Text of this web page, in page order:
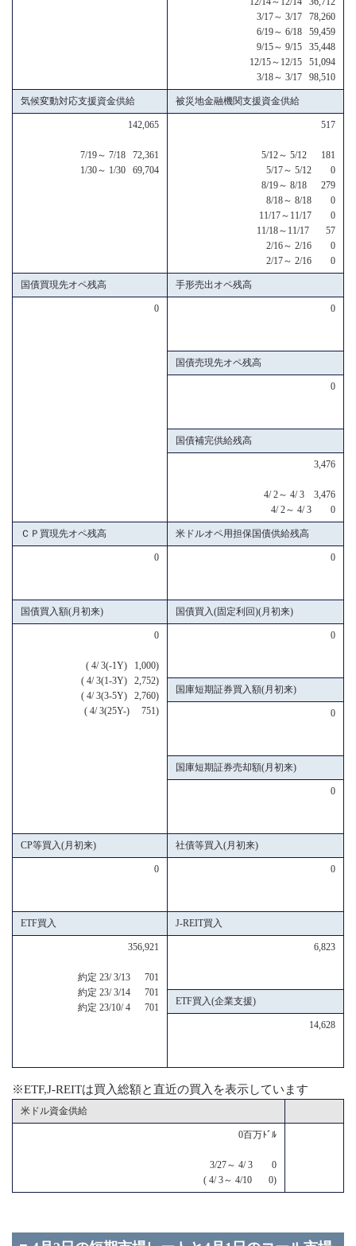
3/17～ 3/17 78,260
6/19～ 6/18 59,459
9/15～ 9/15 35,448
12/15～12/15 51,094
3/18～ 3/17 98,510
気候変動対応支援資金供給 被災地金融機関支援資金供給
142,065
7/19～ 7/18 72,361
1/30～ 1/30 69,704
517
5/12～ 5/12 181
5/17～ 5/12 0
8/19～ 8/18 279
8/18～ 8/18 0
11/17～11/17 0
11/18～11/17 57
2/16～ 2/16 0
2/17～ 2/16 0
国債買現先オペ残高 手形売出オペ残高
0 0
国債売現先オペ残高
0
国債補完供給残高
3,476
4/ 2～ 4/ 3 3,476
4/ 2～ 4/ 3 0
ＣＰ買現先オペ残高 米ドルオペ用担保国債供給残高
0 0
国債買入額(月初来) 国債買入(固定利回)(月初来)
0
( 4/ 3(-1Y) 1,000)
( 4/ 3(1-3Y) 2,752)
( 4/ 3(3-5Y) 2,760)
( 4/ 3(25Y-) 751)
0
国庫短期証券買入額(月初来)
0
国庫短期証券売却額(月初来)
0
CP等買入(月初来) 社債等買入(月初来)
0 0
ETF買入 J-REIT買入
356,921
約定 23/ 3/13 701
約定 23/ 3/14 701
約定 23/10/ 4 701
6,823
ETF買入(企業支援)
14,628
※ETF,J-REITは買入総額と直近の買入を表示しています
米ドル資金供給
0百万ﾄﾞﾙ
3/27～ 4/ 3 0
( 4/ 3～ 4/10 0)